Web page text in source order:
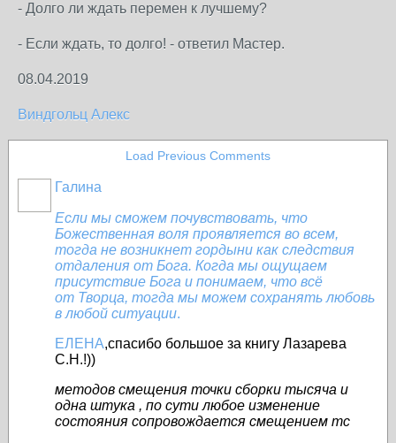
- Долго ли ждать перемен к лучшему?
- Если ждать, то долго! - ответил Мастер.
08.04.2019
Виндгольц Алекс
Load Previous Comments
Галина
Если мы сможем почувствовать, что
Божественная воля проявляется во всем,
тогда не возникнет гордыни как следствия
отдаления от Бога. Когда мы ощущаем
присутствие Бога и понимаем, что всё
от Творца, тогда мы можем сохранять любовь
в любой ситуации.
ЕЛЕНА,спасибо большое за книгу Лазарева
С.Н.!))
методов смещения точки сборки тысяча и
одна штука , по сути любое изменение
состояния сопровождается смещением тс